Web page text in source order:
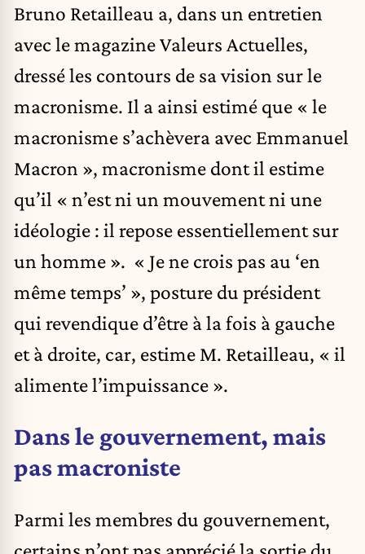
Bruno Retailleau a, dans un entretien
avec le magazine Valeurs Actuelles,
dressé les contours de sa vision sur le
macronisme. Il a ainsi estimé que « le
macronisme s’achèvera avec Emmanuel
Macron », macronisme dont il estime
qu’il « n’est ni un mouvement ni une
idéologie : il repose essentiellement sur
un homme ». « Je ne crois pas au ‘en
même temps’ », posture du président
qui revendique d’être à la fois à gauche
et à droite, car, estime M. Retailleau, « il
alimente l’impuissance ».
Dans le gouvernement, mais
pas macroniste
Parmi les membres du gouvernement,